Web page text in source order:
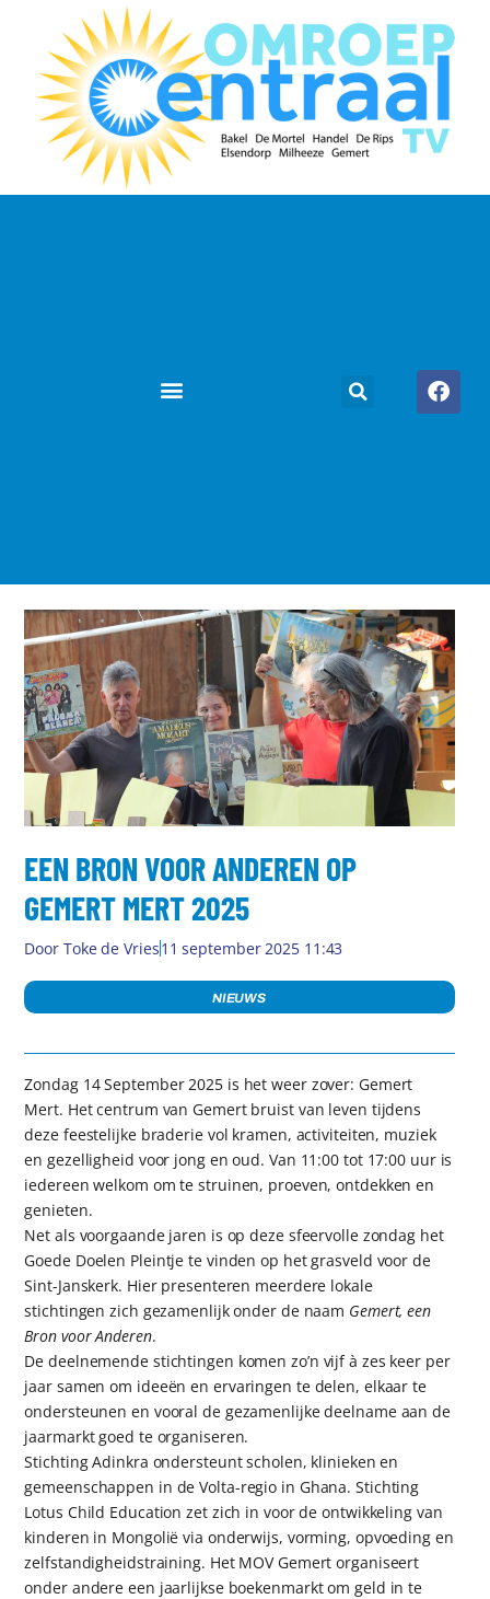
EEN BRON VOOR ANDEREN OP
GEMERT MERT 2025
Door Toke de Vries11 september 2025 11:43
NIEUWS
Zondag 14 September 2025 is het weer zover: Gemert
Mert. Het centrum van Gemert bruist van leven tijdens
deze feestelijke braderie vol kramen, activiteiten, muziek
en gezelligheid voor jong en oud. Van 11:00 tot 17:00 uur is
iedereen welkom om te struinen, proeven, ontdekken en
genieten.
Net als voorgaande jaren is op deze sfeervolle zondag het
Goede Doelen Pleintje te vinden op het grasveld voor de
Sint-Janskerk. Hier presenteren meerdere lokale
stichtingen zich gezamenlijk onder de naam Gemert, een
Bron voor Anderen.
De deelnemende stichtingen komen zo’n vijf à zes keer per
jaar samen om ideeën en ervaringen te delen, elkaar te
ondersteunen en vooral de gezamenlijke deelname aan de
jaarmarkt goed te organiseren.
Stichting Adinkra ondersteunt scholen, klinieken en
gemeenschappen in de Volta-regio in Ghana. Stichting
Lotus Child Education zet zich in voor de ontwikkeling van
kinderen in Mongolië via onderwijs, vorming, opvoeding en
zelfstandigheidstraining. Het MOV Gemert organiseert
onder andere een jaarlijkse boekenmarkt om geld in te